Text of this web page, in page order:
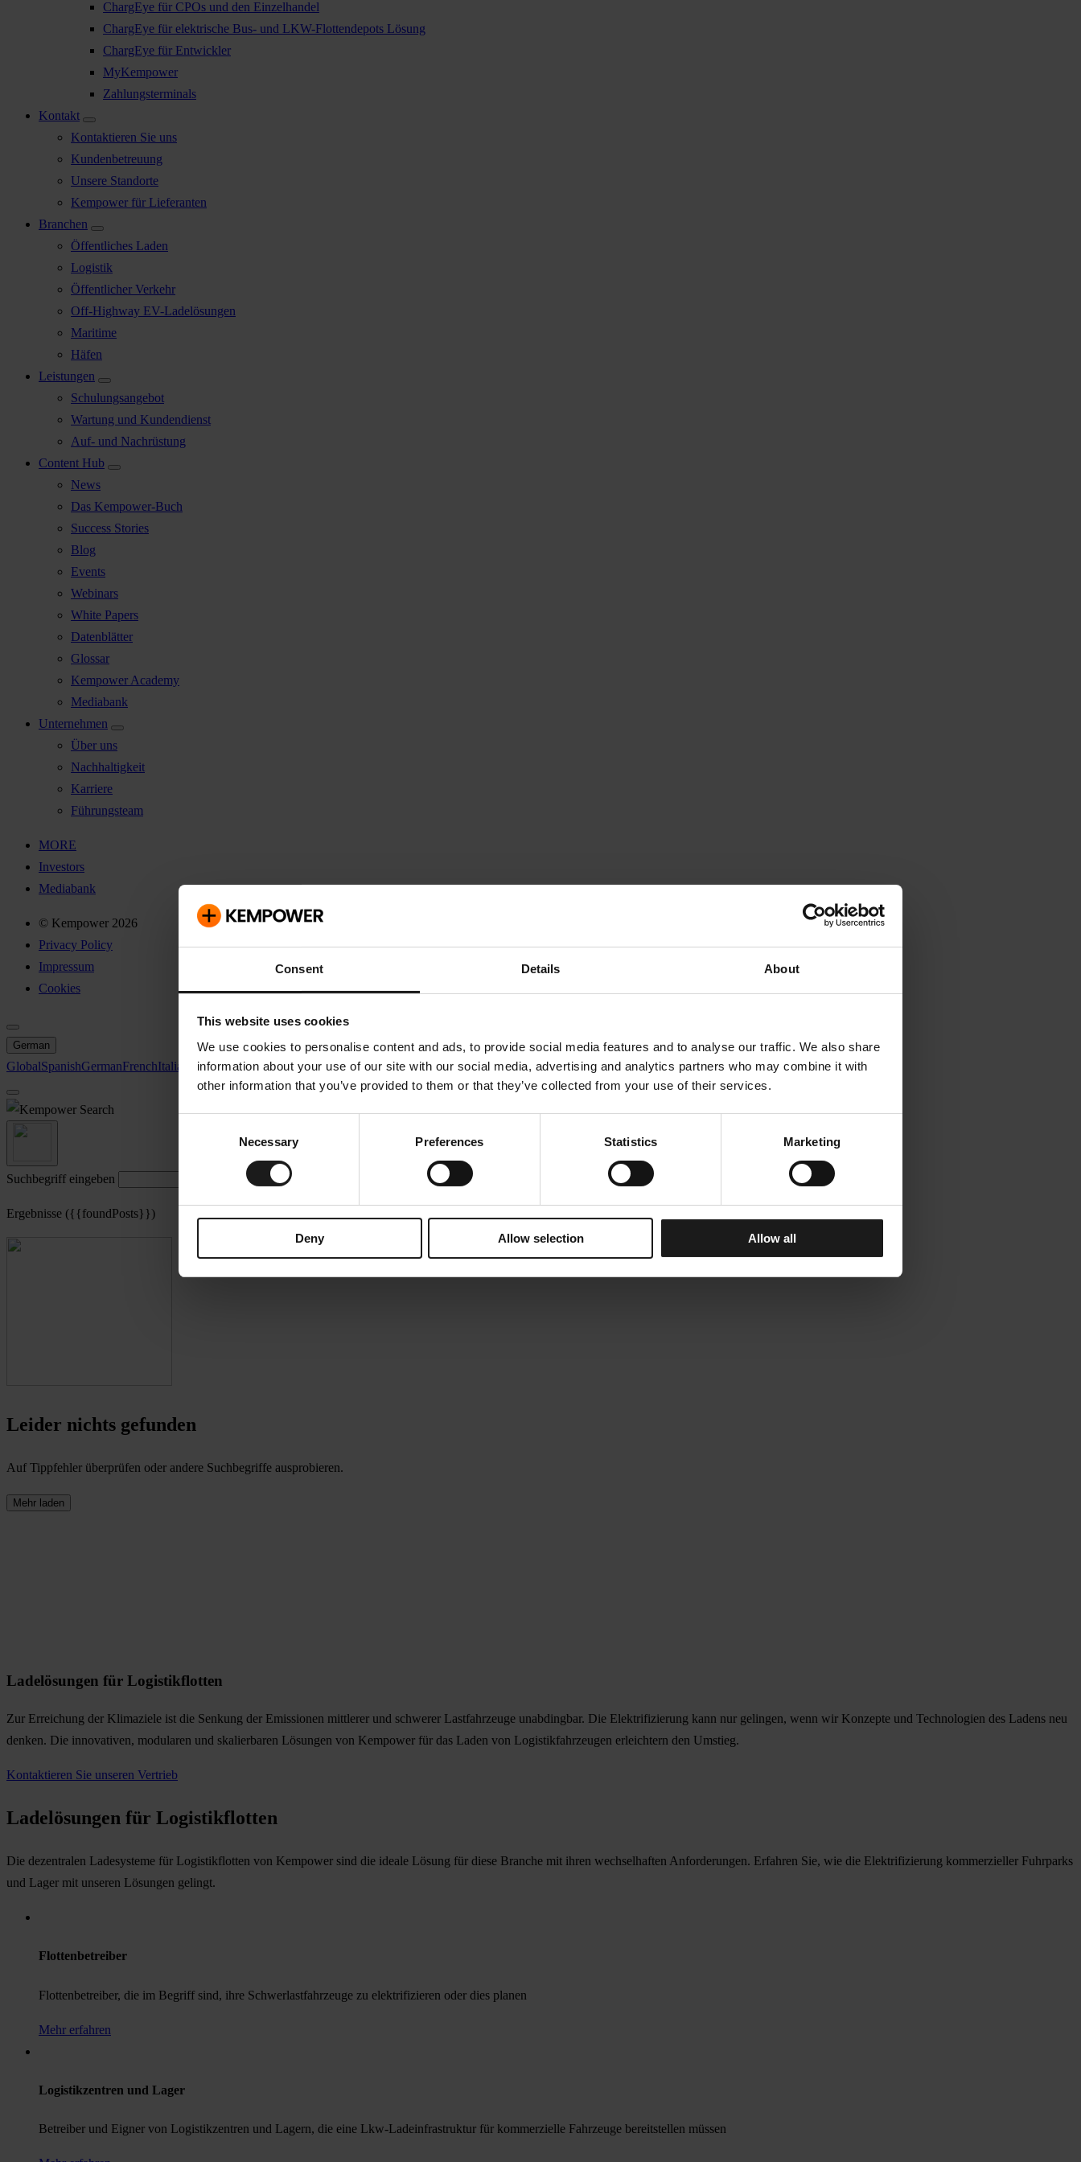
Consent Details About
This website uses cookies
We use cookies to personalise content and ads, to provide social media features and to analyse our traffic. We also share
information about your use of our site with our social media, advertising and analytics partners who may combine it with
other information that you’ve provided to them or that they’ve collected from your use of their services.
Necessary Preferences Statistics Marketing
Deny Allow selection Allow all
ChargEye für CPOs und den Einzelhandel
ChargEye für elektrische Bus- und LKW-Flottendepots Lösung
ChargEye für Entwickler
MyKempower
Zahlungsterminals
Kontakt
Kontaktieren Sie uns
Kundenbetreuung
Unsere Standorte
Kempower für Lieferanten
Branchen
Öffentliches Laden
Logistik
Öffentlicher Verkehr
Off-Highway EV-Ladelösungen
Maritime
Häfen
Leistungen
Schulungsangebot
Wartung und Kundendienst
Auf- und Nachrüstung
Content Hub
News
Das Kempower-Buch
Success Stories
Blog
Events
Webinars
White Papers
Datenblätter
Glossar
Kempower Academy
Mediabank
Unternehmen
Über uns
Nachhaltigkeit
Karriere
Führungsteam
MORE
Investors
Mediabank
© Kempower 2026
Privacy Policy
Impressum
Cookies
German
GlobalSpanishGermanFrenchItalian SwedishNorth America
Search
Suchbegriff eingeben
Ergebnisse ({{foundPosts}})
Leider nichts gefunden
Auf Tippfehler überprüfen oder andere Suchbegriffe ausprobieren.
Mehr laden
Ladelösungen für Logistikflotten
Zur Erreichung der Klimaziele ist die Senkung der Emissionen mittlerer und schwerer Lastfahrzeuge unabdingbar. Die Elektrifizierung kann nur gelingen, wenn wir Konzepte und Technologien des Ladens neu
denken. Die innovativen, modularen und skalierbaren Lösungen von Kempower für das Laden von Logistikfahrzeugen erleichtern den Umstieg.
Kontaktieren Sie unseren Vertrieb
Ladelösungen für Logistikflotten
Die dezentralen Ladesysteme für Logistikflotten von Kempower sind die ideale Lösung für diese Branche mit ihren wechselhaften Anforderungen. Erfahren Sie, wie die Elektrifizierung kommerzieller Fuhrparks
und Lager mit unseren Lösungen gelingt.
Flottenbetreiber
Flottenbetreiber, die im Begriff sind, ihre Schwerlastfahrzeuge zu elektrifizieren oder dies planen
Mehr erfahren
Logistikzentren und Lager
Betreiber und Eigner von Logistikzentren und Lagern, die eine Lkw-Ladeinfrastruktur für kommerzielle Fahrzeuge bereitstellen müssen